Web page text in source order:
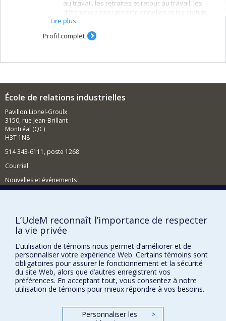
au travail, les retraites et retour au travail, les
différences intergénérationnelles et les statuts
d'emploi
les aspects internationaux de la gestion des
ressources humaines, notamment les questions
transfert des pratiques et des connaissances à
l'organisation de la fonction ressources
professionnels.
Je suis spécialiste des questions entourant :
le retour au travail;
le contrat psychologique et les nouvelles
relations d'emplois;
la gestion des ressources humaines dans les
entreprises multinationales;
le transfert des connaissances;
les programmes de mobilité et le développement
des talents à l'international.
Lire plus…
Profil complet
École de relations industrielles
Pavillon Lionel-Groulx
3150, rue Jean-Brillant
Montréal (QC)
H3T 1N8
514 343-6111, poste 1268
Courriel
Nouvelles et événements
BESOIN D'AIDE?
Plan du site
Signaler une erreur
Accessibilité
FACULTÉ DES ARTS ET DES SCIENCES
Nos centres d'études
L’UdeM reconnaît l’importance de respecter
la vie privée
L’utilisation de témoins nous permet d’améliorer et de
personnaliser votre expérience Web. Certains témoins sont
obligatoires pour assurer le fonctionnement et la sécurité
du site Web, alors que d’autres enregistrent vos
préférences. En acceptant tout, vous consentez à notre
utilisation de témoins pour mieux répondre à vos besoins.
Personnaliser les
>